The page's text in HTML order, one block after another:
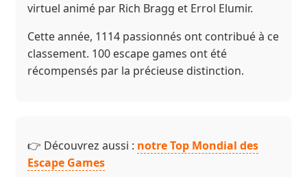
virtuel animé par Rich Bragg et Errol Elumir.
Cette année, 1114 passionnés ont contribué à ce
classement. 100 escape games ont été
récompensés par la précieuse distinction.
👉 Découvrez aussi : notre Top Mondial des
Escape Games